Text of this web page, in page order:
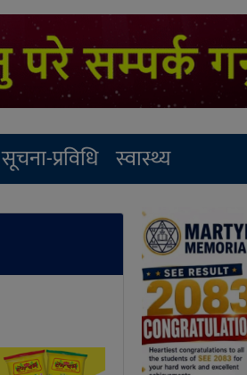
सूचना-प्रविधि स्वास्थ्य